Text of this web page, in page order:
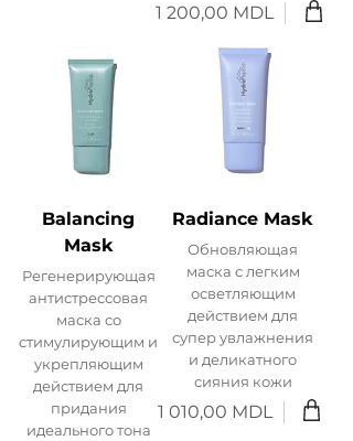
Цена
1 200,00 MDL
Balancing
Mask
Регенерирующая
антистрессовая
маска со
стимулирующим и
укрепляющим
действием для
придания
идеального тона
Radiance Mask
Обновляющая
маска с легким
осветляющим
действием для
супер увлажнения
и деликатного
сияния кожи
Цена
1 010,00 MDL